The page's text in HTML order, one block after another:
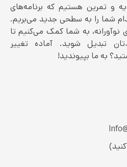
و تمرین هستیم که برنامه‌های
شما را به سطحی جدید می‌بریم.
به شما کمک می‌کنیم تا
تبدیل شوید. آماده تغییر
به ما بپیوندید!